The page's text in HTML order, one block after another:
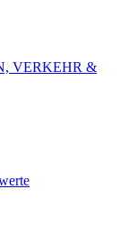
VERKEHR &